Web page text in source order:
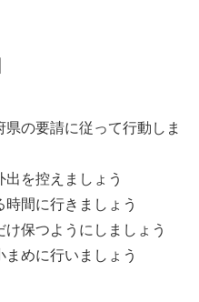
の要請に従って行動しま
出を控えましょう
時間に行きましょう
保つようにしましょう
まめに行いましょう